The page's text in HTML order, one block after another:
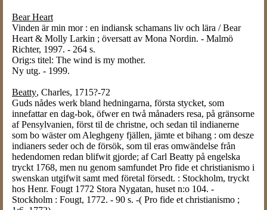
Bear Heart
Vinden är min mor : en indiansk schamans liv och lära / Bear
Heart & Molly Larkin ; översatt av Mona Nordin. - Malmö
Richter, 1997. - 264 s.
Orig:s titel: The wind is my mother.
Ny utg. - 1999.
Beatty, Charles, 1715?-72
Guds nådes werk bland hedningarna, första stycket, som
innefattar en dag-bok, öfwer en twå månaders resa, på gränsorne
af Pensylvanien, först til de christne, och sedan til indianerne
som bo wäster om Aleghgeny fjällen, jämte et bihang : om desze
indianers seder och de försök, som til eras omwändelse från
hedendomen redan blifwit gjorde; af Carl Beatty på engelska
tryckt 1768, men nu genom samfundet Pro fide et christianismo i
swenskan utgifwit samt med företal försedt. : Stockholm, tryckt
hos Henr. Fougt 1772 Stora Nygatan, huset n:o 104. -
Stockholm : Fougt, 1772. - 90 s. -( Pro fide et christianismo ;